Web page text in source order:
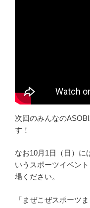
次回のみんなの
す！
なお10月1日（日）に
いうスポーツイベン
場ください。
「まぜこぜスポーツ